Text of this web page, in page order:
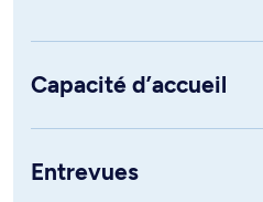
Capacité d’accueil
Entrevues